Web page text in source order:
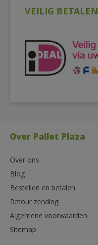
VEILIG BETALEN
Over Pallet Plaza
Over ons
Blog
Bestellen en betalen
Retour zending
Algemene voorwaarden
Sitemap